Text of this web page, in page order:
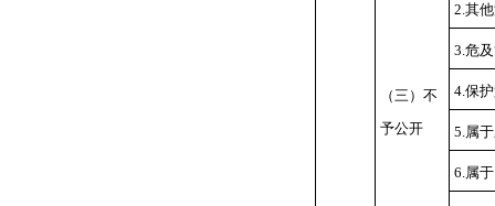
（三）不
予公开
2.其
3.危
4.保
5.属
6.属